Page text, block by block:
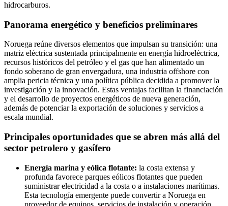
hidrocarburos.
Panorama energético y beneficios preliminares
Noruega reúne diversos elementos que impulsan su transición: una
matriz eléctrica sustentada principalmente en energía hidroeléctrica,
recursos históricos del petróleo y el gas que han alimentado un
fondo soberano de gran envergadura, una industria offshore con
amplia pericia técnica y una política pública decidida a promover la
investigación y la innovación. Estas ventajas facilitan la financiación
y el desarrollo de proyectos energéticos de nueva generación,
además de potenciar la exportación de soluciones y servicios a
escala mundial.
Principales oportunidades que se abren más allá del
sector petrolero y gasífero
Energía marina y eólica flotante: la costa extensa y
profunda favorece parques eólicos flotantes que pueden
suministrar electricidad a la costa o a instalaciones marítimas.
Esta tecnología emergente puede convertir a Noruega en
proveedor de equipos, servicios de instalación y operación.